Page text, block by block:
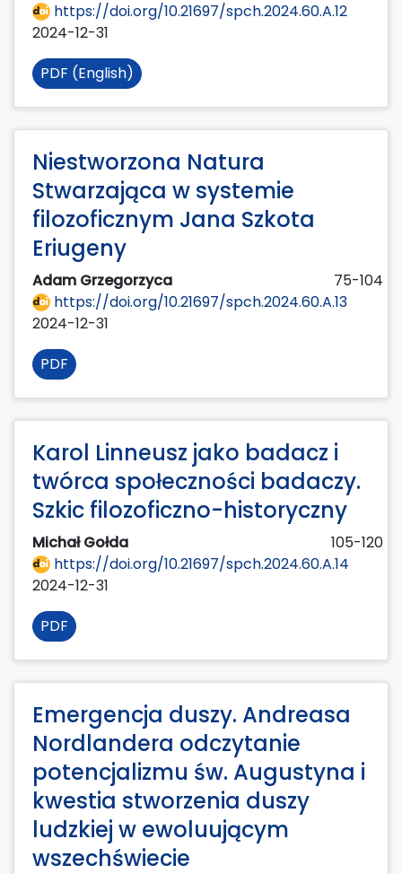
https://doi.org/10.21697/spch.2024.60.A.12
2024-12-31
PDF (English)
Niestworzona Natura
Stwarzająca w systemie
filozoficznym Jana Szkota
Eriugeny
Adam Grzegorzyca
75-104
https://doi.org/10.21697/spch.2024.60.A.13
2024-12-31
PDF
Karol Linneusz jako badacz i
twórca społeczności badaczy.
Szkic filozoficzno-historyczny
Michał Gołda
105-120
https://doi.org/10.21697/spch.2024.60.A.14
2024-12-31
PDF
Emergencja duszy. Andreasa
Nordlandera odczytanie
potencjalizmu św. Augustyna i
kwestia stworzenia duszy
ludzkiej w ewoluującym
wszechświecie